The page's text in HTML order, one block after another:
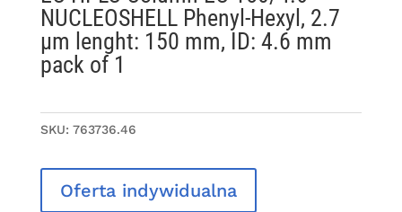
NUCLEOSHELL Phenyl-Hexyl, 2.7
µm lenght: 150 mm, ID: 4.6 mm
pack of 1
SKU: 763736.46
Oferta indywidualna